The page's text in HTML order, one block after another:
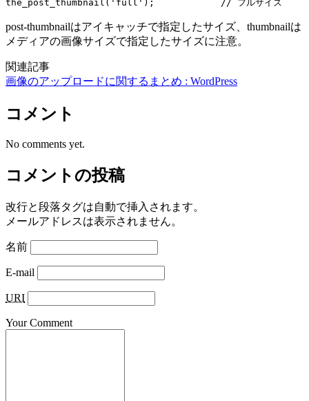
post-thumbnailはアイキャッチで指定したサイズ、thumbnailは
メディアの画像サイズで指定したサイズに注意。
関連記事
画像のアップロードに関するまとめ : WordPress
コメント
No comments yet.
コメントの投稿
改行と段落タグは自動で挿入されます。
メールアドレスは表示されません。
名前
E-mail
URI
Your Comment